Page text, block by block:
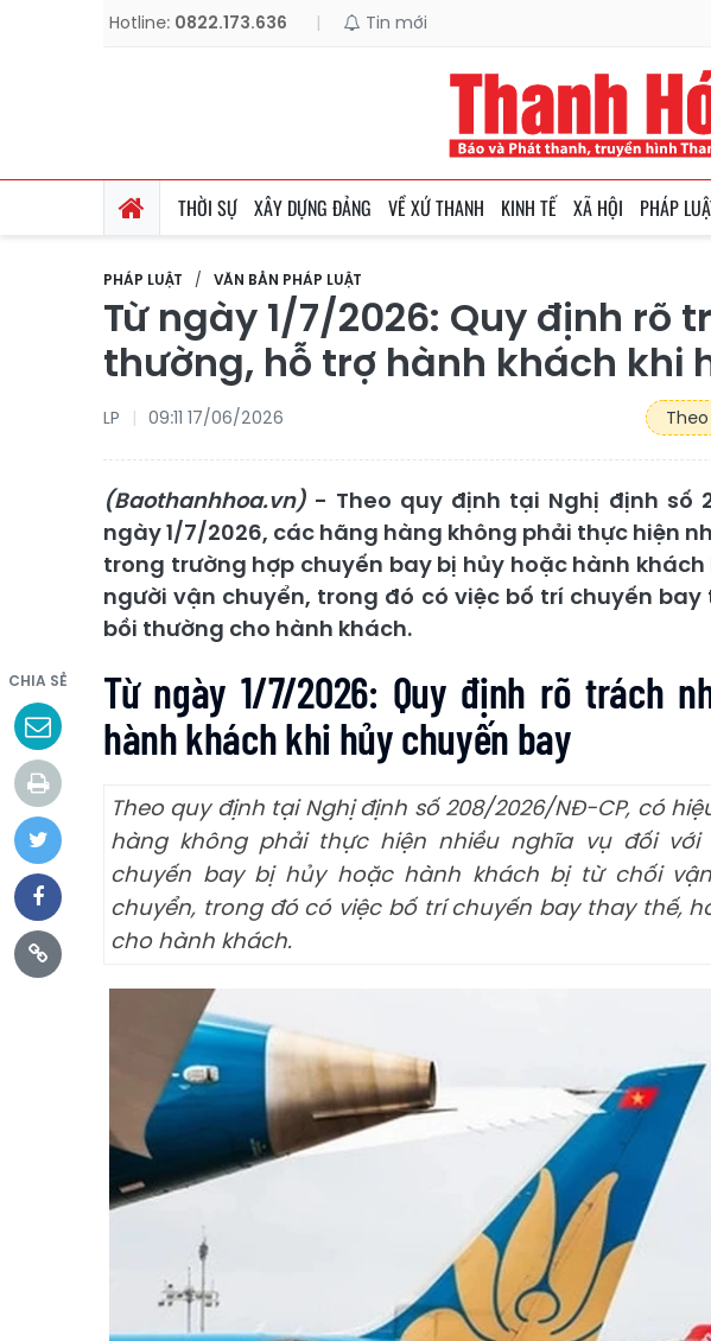
Hotline: 0822.173.636 | Tin mới
THỜI SỰ XÂY DỰNG ĐẢNG VỀ XỨ THANH KINH TẾ XÃ HỘI PHÁP
PHÁP LUẬT VĂN BẢN PHÁP LUẬT
Từ ngày 1/7/2026: Quy định rõ
thường, hỗ trợ hành khách khi
LP 09:11 17/06/2026
(Baothanhhoa.vn) - Theo quy định tại Nghị định số
ngày 1/7/2026, các hãng hàng không phải thực hiện
trong trường hợp chuyến bay bị hủy hoặc hành
người vận chuyển, trong đó có việc bố trí chuyến
bồi thường cho hành khách.
CHIA SẺ
Từ ngày 1/7/2026: Quy định rõ trách
hành khách khi hủy chuyến bay
Theo quy định tại Nghị định số 208/2026/NĐ-CP, có
hàng không phải thực hiện nhiều nghĩa vụ đối
chuyến bay bị hủy hoặc hành khách bị từ chối
chuyển, trong đó có việc bố trí chuyến bay thay thế,
cho hành khách.